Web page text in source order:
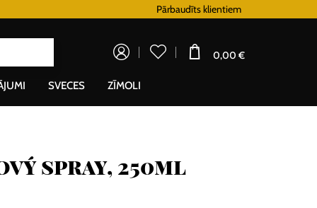
Pārbaudīts klientiem
0,00 €
SVECES ZĪMOLI
spray, 250ml